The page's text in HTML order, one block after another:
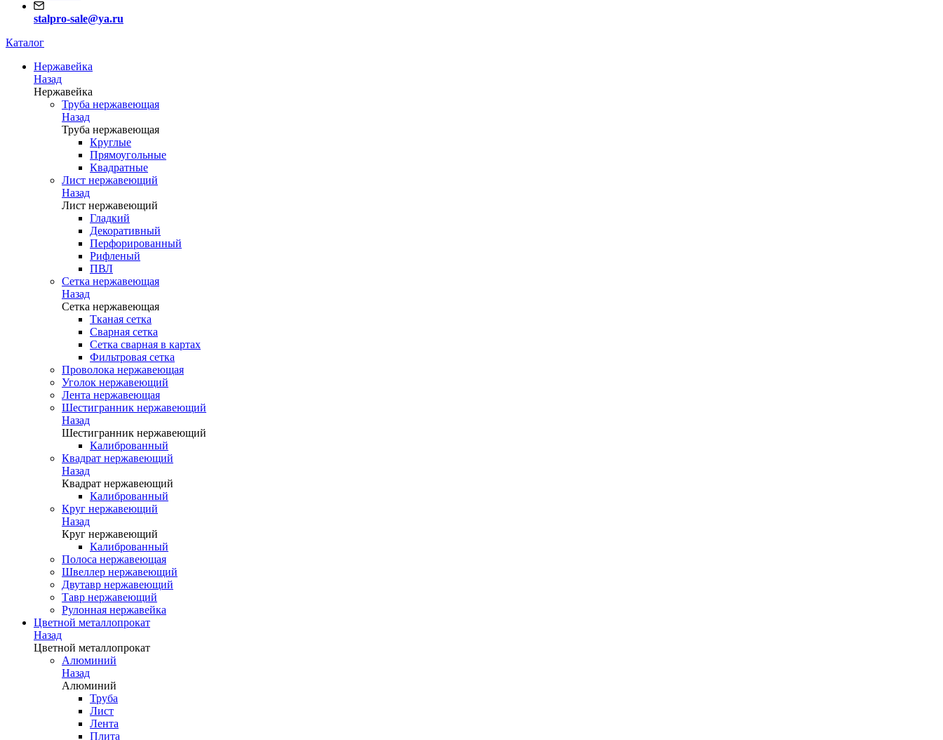
stalpro-sale@ya.ru
Каталог
Нержавейка
Назад
Нержавейка
Труба нержавеющая
Назад
Труба нержавеющая
Круглые
Прямоугольные
Квадратные
Лист нержавеющий
Назад
Лист нержавеющий
Гладкий
Декоративный
Перфорированный
Рифленый
ПВЛ
Сетка нержавеющая
Назад
Сетка нержавеющая
Тканая сетка
Сварная сетка
Сетка сварная в картах
Фильтровая сетка
Проволока нержавеющая
Уголок нержавеющий
Лента нержавеющая
Шестигранник нержавеющий
Назад
Шестигранник нержавеющий
Калиброванный
Квадрат нержавеющий
Назад
Квадрат нержавеющий
Калиброванный
Круг нержавеющий
Назад
Круг нержавеющий
Калиброванный
Полоса нержавеющая
Швеллер нержавеющий
Двутавр нержавеющий
Тавр нержавеющий
Рулонная нержавейка
Цветной металлопрокат
Назад
Цветной металлопрокат
Алюминий
Назад
Алюминий
Труба
Лист
Лента
Плита